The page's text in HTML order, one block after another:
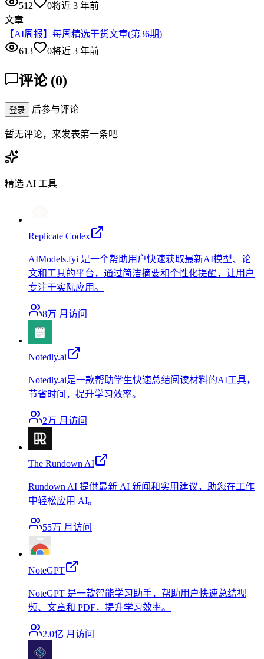
512
0将近 3 年前
文章
【AI周报】每周精选干货文章(第36期)
613
0将近 3 年前
评论 (0)
登录 后参与评论
暂无评论，来发表第一条吧
精选 AI 工具
Replicate Codex
AIModels.fyi 是一个帮助用户快速获取最新AI模型、论
文和工具的平台，通过简洁摘要和个性化提醒，让用户
专注于实际应用。
8万 月访问
Notedly.ai
Notedly.ai是一款帮助学生快速总结阅读材料的AI工具，
节省时间，提升学习效率。
2万 月访问
The Rundown AI
Rundown AI 提供最新 AI 新闻和实用建议，助您在工作
中轻松应用 AI。
55万 月访问
NoteGPT
NoteGPT 是一款智能学习助手，帮助用户快速总结视
频、文章和 PDF，提升学习效率。
2.0亿 月访问